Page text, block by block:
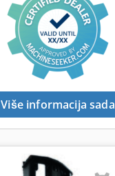
Više informacija sada